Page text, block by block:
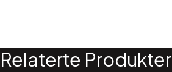
Relaterte Produkter